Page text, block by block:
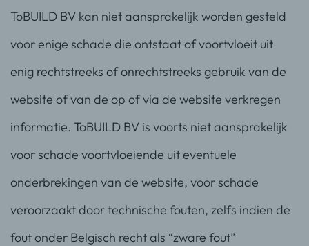
ToBUILD BV kan niet aansprakelijk worden gesteld
voor enige schade die ontstaat of voortvloeit uit
enig rechtstreeks of onrechtstreeks gebruik van de
website of van de op of via de website verkregen
informatie. ToBUILD BV is voorts niet aansprakelijk
voor schade voortvloeiende uit eventuele
onderbrekingen van de website, voor schade
veroorzaakt door technische fouten, zelfs indien de
fout onder Belgisch recht als “zware fout”